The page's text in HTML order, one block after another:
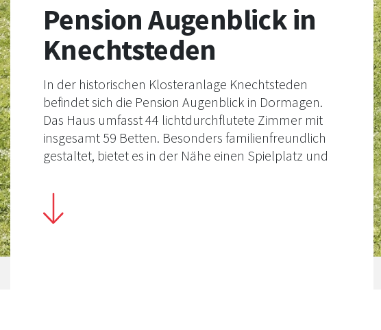
Pension Augenblick in
Knechtsteden
In der historischen Klosteranlage Knechtsteden
befindet sich die Pension Augenblick in Dormagen.
Das Haus umfasst 44 lichtdurchflutete Zimmer mit
insgesamt 59 Betten. Besonders familienfreundlich
gestaltet, bietet es in der Nähe einen Spielplatz und
Leihfahrräder zur Verfügung, und eigene Fahrräder
können nach Absprache sicher untergebracht
werden. Ein regionales Frühstück mit vielfältigen […]